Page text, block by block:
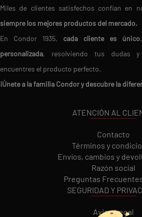
Miles de clientes satisfechos confían en
siempre los mejores productos del mercado.
En Condor 1935, cada cliente es único
personalizada, resolviendo tus dudas y
encuentres el producto perfecto.
¡Únete a la familia Condor y descubre la
ATENCIÓN AL
Contacto
Términos y
Envíos, cambios y
Razón social
Preguntas Frecuentes
SEGURIDAD Y
Aviso Legal